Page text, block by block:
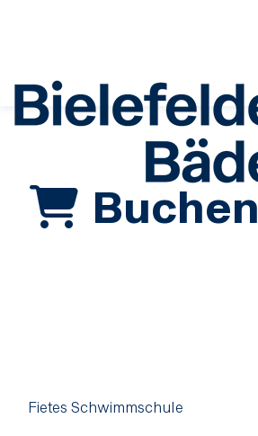
Buchen
Fietes Schwimmschule